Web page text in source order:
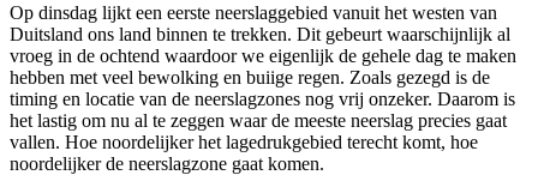
Op dinsdag lijkt een eerste neerslaggebied vanuit het westen van
Duitsland ons land binnen te trekken. Dit gebeurt waarschijnlijk al
vroeg in de ochtend waardoor we eigenlijk de gehele dag te maken
hebben met veel bewolking en buiige regen. Zoals gezegd is de
timing en locatie van de neerslagzones nog vrij onzeker. Daarom is
het lastig om nu al te zeggen waar de meeste neerslag precies gaat
vallen. Hoe noordelijker het lagedrukgebied terecht komt, hoe
noordelijker de neerslagzone gaat komen.